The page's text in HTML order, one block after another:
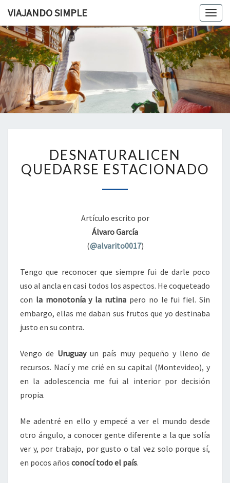
VIAJANDO SIMPLE
SIMPLE
Viviendo
En Un
Camión
Por
Europa
QUEDARSE
ESTACIONADO
DESNATURALICEN
QUEDARSE ESTACIONADO
Artículo escrito por
Álvaro García
(@alvarito0017)
Tengo que reconocer que siempre fui de darle poco
uso al ancla en casi todos los aspectos. He coqueteado
con la monotonía y la rutina pero no le fui fiel. Sin
embargo, ellas me daban sus frutos que yo destinaba
justo en su contra.
Vengo de Uruguayun país muy pequeño y lleno de
recursos. Nací y me crié en su capital (Montevideo), y
en la adolescencia me fui al interior por decisión
propia.
Me adentré en ello y empecé a ver el mundo desde
otro ángulo, a conocer gente diferente a la que solía
ver y, por trabajo, por gusto o tal vez solo porque sí,
en pocos años conocí todo el país.